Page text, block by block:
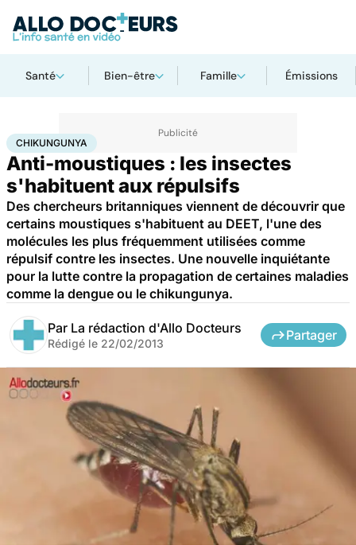
Santé Bien-être Famille Émissions
AccueilBien-être Animaux Chikungunya
CHIKUNGUNYA
Anti-moustiques : les insectes
s'habituent aux répulsifs
Des chercheurs britanniques viennent de découvrir que
certains moustiques s'habituent au DEET, l'une des
molécules les plus fréquemment utilisées comme
répulsif contre les insectes. Une nouvelle inquiétante
pour la lutte contre la propagation de certaines maladies
comme la dengue ou le chikungunya.
Par La rédaction d'Allo Docteurs
Rédigé le 22/02/2013
Partager